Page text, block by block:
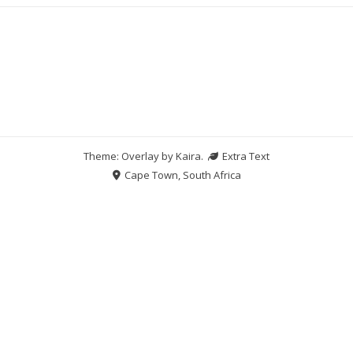
Theme: Overlay byKaira.
Extra Text
Cape Town, South Africa